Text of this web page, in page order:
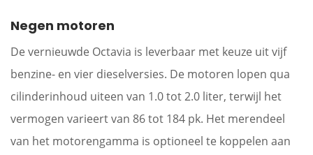
Negen motoren
De vernieuwde Octavia is leverbaar met keuze uit vijf
benzine- en vier dieselversies. De motoren lopen qua
cilinderinhoud uiteen van 1.0 tot 2.0 liter, terwijl het
vermogen varieert van 86 tot 184 pk. Het merendeel
van het motorengamma is optioneel te koppelen aan